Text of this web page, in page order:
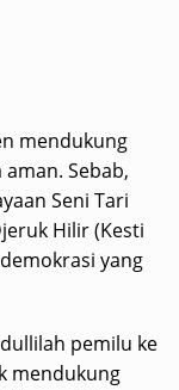
mendukung
Sebab,
Seni Tari
Hilir (Kesti
yang
pemilu ke
mendukung